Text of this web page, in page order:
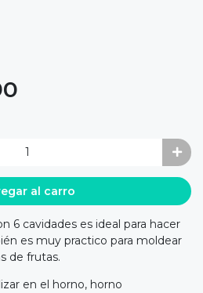
al carro
6 cavidades es ideal para hacer
es muy practico para moldear
de frutas.
en el horno, horno